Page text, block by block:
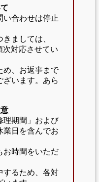
い合わせは停止
ましては、
次対応させてい
め、お返事まで
ざいます。あら
理期間」および
業日を含んでお
お時間をいただ
するため、各対